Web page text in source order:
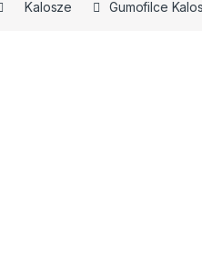
Kalosze Gumofilce